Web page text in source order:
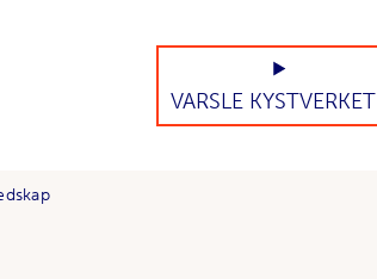
VARSLE KYSTVERKET